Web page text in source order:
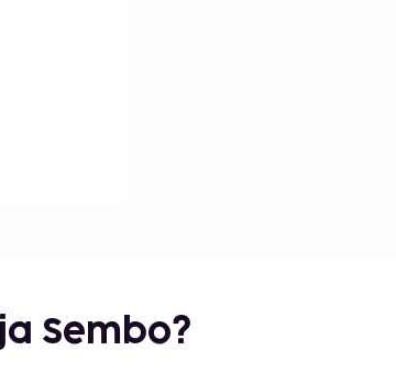
Sembo?